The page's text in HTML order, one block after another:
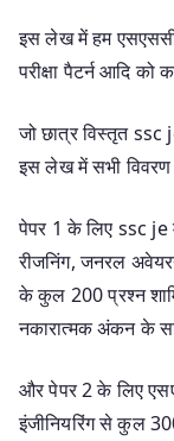
इस लेख में हम
परीक्षा पैटर्न आदि को
जो छात्र विस्तृत
इस लेख में सभी
पेपर 1 के लिए ssc
रीजनिंग, जनरल
के कुल 200 प्रश्न
नकारात्मक अंकन के
और पेपर 2 के लिए
इंजीनियरिंग से कुल